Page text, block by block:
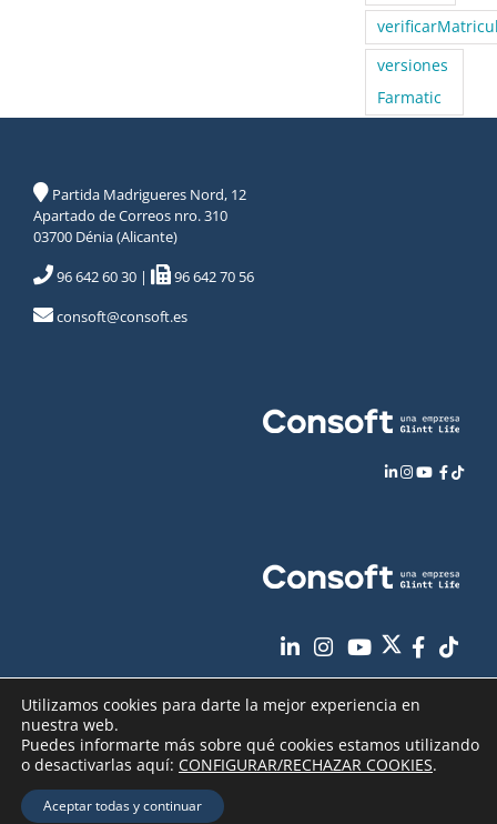
versiones
Farmatic
Partida Madrigueres Nord, 12
Apartado de Correos nro. 310
03700 Dénia (Alicante)
96 642 60 30 |
96 642 70 56
consoft@consoft.es
Copyright2026 - Consoft |Aviso Legal
Política de Cookies|Seguridad de sus datos
Utilizamos cookies para darte la mejor experiencia en
nuestra web.
Puedes informarte más sobre qué cookies estamos utilizando
o desactivarlas aquí: CONFIGURAR/RECHAZAR COOKIES.
Aceptar todas y continuar